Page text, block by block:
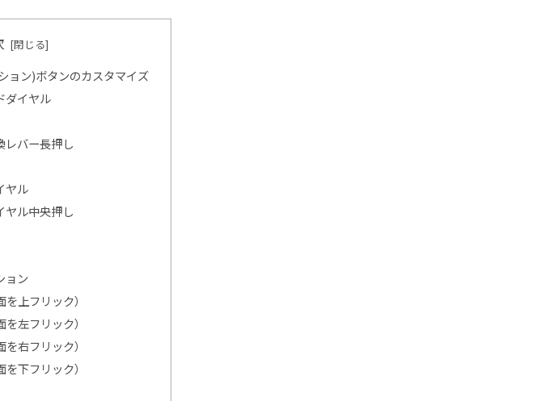
ョン)ボタンのカスタマイズ
ダイヤル
バー長押し
ヤル
ル中央押し
ョン
上フリック）
左フリック）
右フリック）
下フリック）